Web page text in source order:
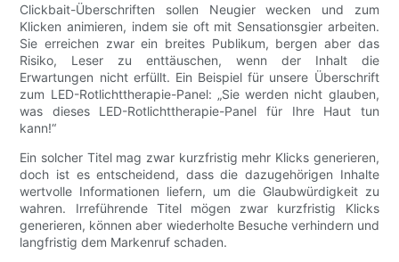
Clickbait-Überschriften sollen Neugier wecken und zum
Klicken animieren, indem sie oft mit Sensationsgier arbeiten.
Sie erreichen zwar ein breites Publikum, bergen aber das
Risiko, Leser zu enttäuschen, wenn der Inhalt die
Erwartungen nicht erfüllt. Ein Beispiel für unsere Überschrift
zum LED-Rotlichttherapie-Panel: „Sie werden nicht glauben,
was dieses LED-Rotlichttherapie-Panel für Ihre Haut tun
kann!“
Ein solcher Titel mag zwar kurzfristig mehr Klicks generieren,
doch ist es entscheidend, dass die dazugehörigen Inhalte
wertvolle Informationen liefern, um die Glaubwürdigkeit zu
wahren. Irreführende Titel mögen zwar kurzfristig Klicks
generieren, können aber wiederholte Besuche verhindern und
langfristig dem Markenruf schaden.